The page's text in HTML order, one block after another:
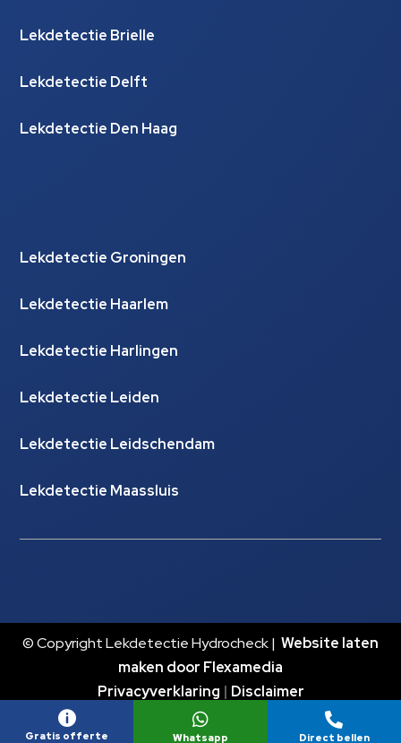
Lekdetectie Brielle
Lekdetectie Delft
Lekdetectie Den Haag
Lekdetectie Groningen
Lekdetectie Haarlem
Lekdetectie Harlingen
Lekdetectie Leiden
Lekdetectie Leidschendam
Lekdetectie Maassluis
© Copyright Lekdetectie Hydrocheck | Website laten
maken door Flexamedia
Privacyverklaring | Disclaimer

Gratis offerte

Whatsapp

Direct bellen